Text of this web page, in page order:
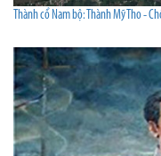
Thành cổ Nam bộ: Thành Mỹ Tho -